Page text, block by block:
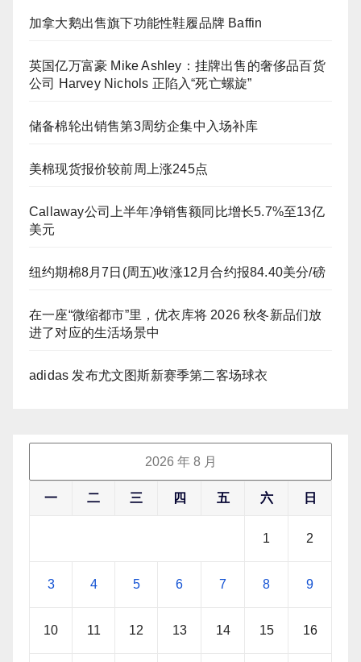
加拿大鹅出售旗下功能性鞋履品牌 Baffin
英国亿万富豪 Mike Ashley：挂牌出售的奢侈品百货
公司 Harvey Nichols 正陷入“死亡螺旋”
储备棉轮出销售第3周纺企集中入场补库
美棉现货报价较前周上涨245点
Callaway公司上半年净销售额同比增长5.7%至13亿
美元
纽约期棉8月7日(周五)收涨12月合约报84.40美分/磅
在一座“微缩都市”里，优衣库将 2026 秋冬新品们放
进了对应的生活场景中
adidas 发布尤文图斯新赛季第二客场球衣
2026 年 8 月
一 二 三 四 五 六 日
1 2
3 4 5 6 7 8 9
10 11 12 13 14 15 16